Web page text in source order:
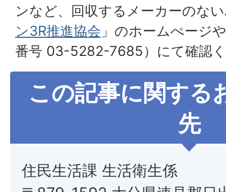
ンなど、回収するメーカーのな
ン3R推進協会 」のホームぺージ
番号 03-5282-7685）にて確認
この記事に関する
先
住民生活課 生活衛生係